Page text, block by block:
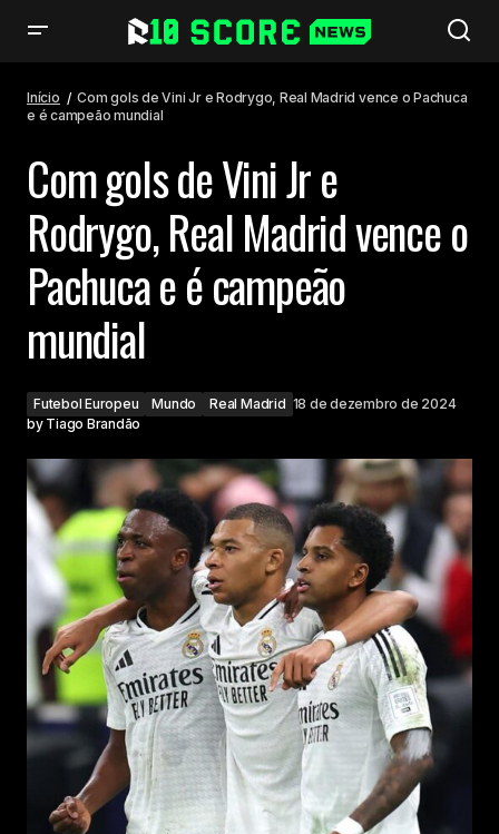
mundial
Início
Com gols de Vini Jr e Rodrygo, Real Madrid vence o Pachuca
e é campeão mundial
Com gols de Vini Jr e
Rodrygo, Real Madrid vence o
Pachuca e é campeão
mundial
Futebol Europeu Mundo Real Madrid 18 de dezembro de 2024
by Tiago Brandão